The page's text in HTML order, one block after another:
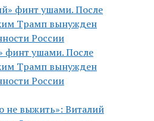
финт ушами. После
Трамп вынужден
России